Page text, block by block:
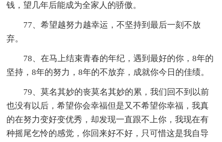
钱，望几年后能成为全家人的骄傲。
77、希望越努力越幸运，不坚持到最后一刻不放
弃。
78、在马上结束青春的年纪，遇到最好的你，8年的
坚持，8年的努力，8年的不放弃，成就你今日的佳绩。
79、莫名其妙的丧莫名其妙的累，我们回不到以前
也没有以后，希望你会幸福但是又不希望你幸福，我真
的在努力变好变优秀，却发现一直跟不上你，我现在有
种摇尾乞怜的感觉，你回来好不好，只可惜这是我自导